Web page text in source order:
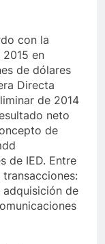
con la
en
de dólares
Directa
de 2014
neto
de
de IED. Entre
de